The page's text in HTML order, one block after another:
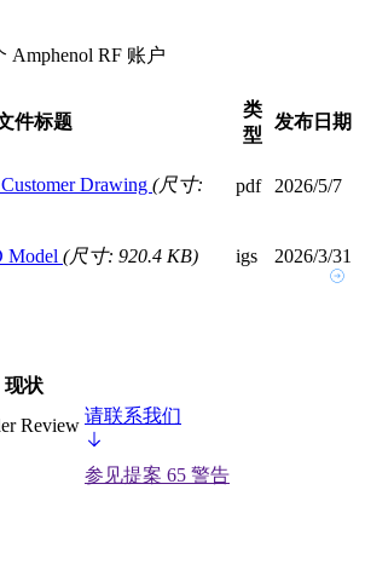
Amphenol RF 账户
件标题
类
型
发布日期
Drawing (尺寸:
pdf 2026/5/7
Model (尺寸: 920.4 KB) igs 2026/3/31
现状
Review 请联系我们
参见提案 65 警告